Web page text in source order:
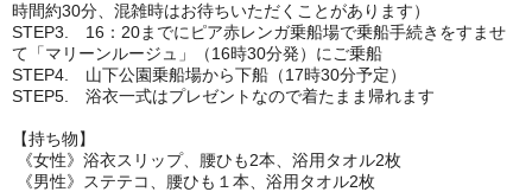
時間約30分、混雑時はお待ちいただくことがあります）
STEP3. 16：20までにピア赤レンガ乗船場で乗船手続きをすませ
て「マリーンルージュ」（16時30分発）にご乗船
STEP4. 山下公園乗船場から下船（17時30分予定）
STEP5. 浴衣一式はプレゼントなので着たまま帰れます
【持ち物】
《女性》浴衣スリップ、腰ひも2本、浴用タオル2枚
《男性》ステテコ、腰ひも１本、浴用タオル2枚